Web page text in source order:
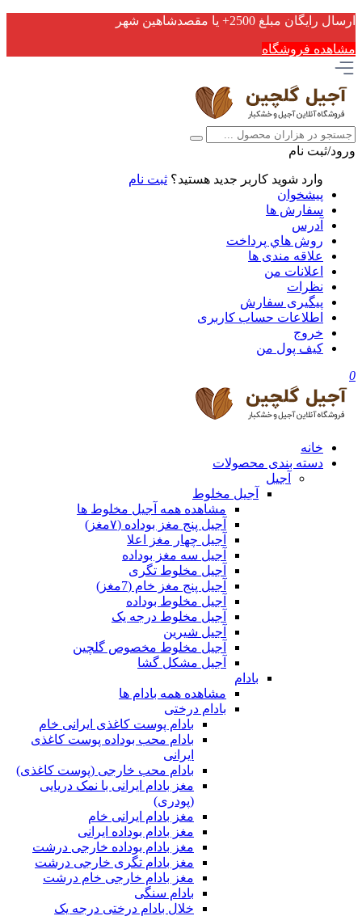
ارسال رایگان مبلغ 2500+ یا مقصدشاهین شهر
مشاهده فروشگاه
ورود/ثبت نام
وارد شوید کاربر جدید هستید؟ ثبت نام
پیشخوان
سفارش ها
آدرس
روش هاي پرداخت
علاقه مندی ها
اعلانات من
نظرات
پیگیری سفارش
اطلاعات حساب كاربری
خروج
کیف پول من
0
خانه
دسته بندی محصولات
آجیل
آجیل مخلوط
مشاهده همه آجیل مخلوط ها
آجیل پنج مغز بوداده (۷مغز)
آجیل چهار مغز اعلا
آجیل سه مغز بوداده
آجیل مخلوط تگری
آجیل پنج مغز خام (7مغز)
آجیل مخلوط بوداده
آجیل مخلوط درجه یک
آجیل شیرین
آجیل مخلوط مخصوص گلچین
آجیل مشکل گشا
بادام
مشاهده همه بادام ها
بادام درختی
بادام پوست کاغذی ایرانی خام
بادام محب بوداده پوست کاغذی
ایرانی
بادام محب خارجی (پوست کاغذی)
مغز بادام ایرانی با نمک دریایی
(پودری)
مغز بادام ایرانی خام
مغز بادام بوداده ایرانی
مغز بادام بوداده خارجی درشت
مغز بادام تگری خارجی درشت
مغز بادام خارجی خام درشت
بادام سنگی
خلال بادام درختی درجه یک